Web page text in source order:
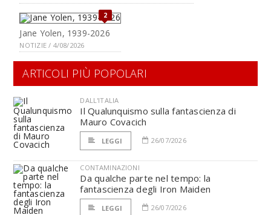
2
Jane Yolen, 1939-2026
NOTIZIE / 4/08/2026
ARTICOLI PIÙ POPOLARI
DALL'ITALIA
Il Qualunquismo sulla fantascienza di
Mauro Covacich
LEGGI 26/07/2026
CONTAMINAZIONI
Da qualche parte nel tempo: la
fantascienza degli Iron Maiden
LEGGI 26/07/2026